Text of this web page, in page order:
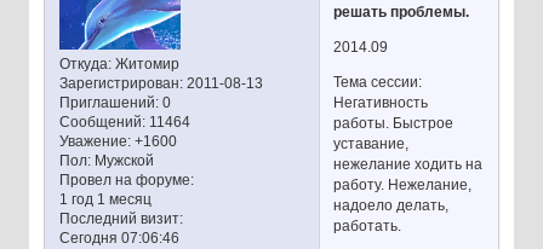
Откуда:Житомир
Зарегистрирован: 2011-08-13
Приглашений:0
Сообщений:11464
Уважение: +1600
Пол:Мужской
Провел на форуме:
1 год 1 месяц
Последний визит:
Сегодня 07:06:46
решать проблемы.
2014.09
Тема сессии:
Негативность
работы. Быстрое
уставание,
нежелание ходить на
работу. Нежелание,
надоело делать,
работать.